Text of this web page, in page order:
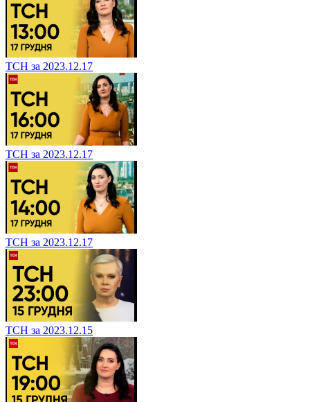
ТСН за 2023.12.17
ТСН за 2023.12.17
ТСН за 2023.12.17
ТСН за 2023.12.15